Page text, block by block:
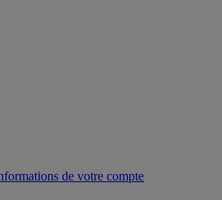
de votre compte